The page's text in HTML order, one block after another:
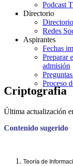
Podcast
Directorio
Directorio
Redes
Aspirantes
Fechas
Preparar
admisión
Proceso
Criptografia
Última actualización
Contenido sugerido
Teoría de